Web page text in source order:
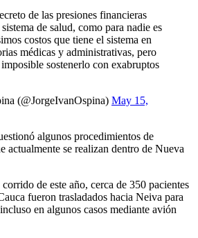
de las presiones financieras
de salud, como para nadie es
costos que tiene el sistema en
médicas y administrativas, pero
sostenerlo con exabruptos
(@JorgeIvanOspina) May 15,
algunos procedimientos de
actualmente se realizan dentro de Nueva
de este año, cerca de 350 pacientes
fueron trasladados hacia Neiva para
en algunos casos mediante avión